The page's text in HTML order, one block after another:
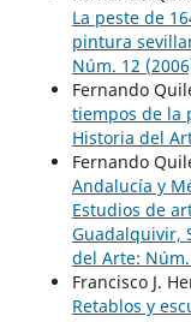
La peste de
pintura
Núm. 12
Fernando
tiempos de la
Historia del
Fernando
Andalucía y
Estudios de
Guadalquivir,
del Arte:
Francisco J.
Retablos y